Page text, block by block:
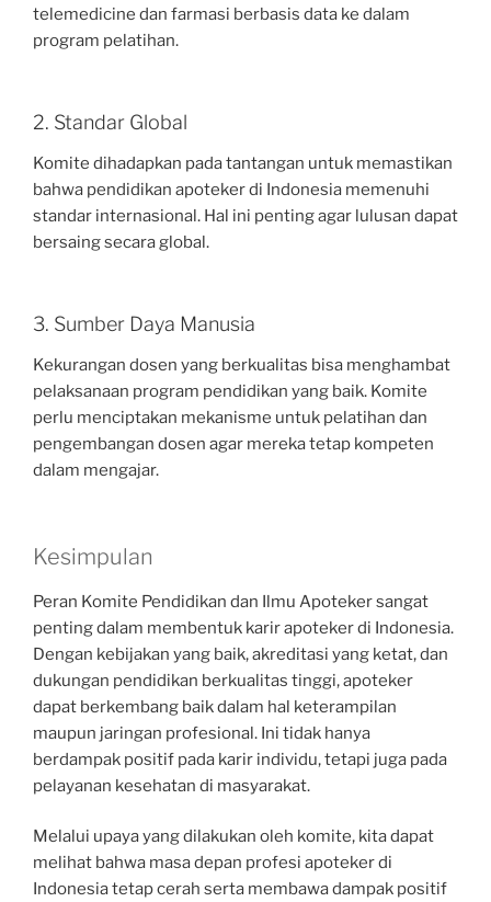
telemedicine dan farmasi berbasis data ke dalam
program pelatihan.
2. Standar Global
Komite dihadapkan pada tantangan untuk memastikan
bahwa pendidikan apoteker di Indonesia memenuhi
standar internasional. Hal ini penting agar lulusan dapat
bersaing secara global.
3. Sumber Daya Manusia
Kekurangan dosen yang berkualitas bisa menghambat
pelaksanaan program pendidikan yang baik. Komite
perlu menciptakan mekanisme untuk pelatihan dan
pengembangan dosen agar mereka tetap kompeten
dalam mengajar.
Kesimpulan
Peran Komite Pendidikan dan Ilmu Apoteker sangat
penting dalam membentuk karir apoteker di Indonesia.
Dengan kebijakan yang baik, akreditasi yang ketat, dan
dukungan pendidikan berkualitas tinggi, apoteker
dapat berkembang baik dalam hal keterampilan
maupun jaringan profesional. Ini tidak hanya
berdampak positif pada karir individu, tetapi juga pada
pelayanan kesehatan di masyarakat.
Melalui upaya yang dilakukan oleh komite, kita dapat
melihat bahwa masa depan profesi apoteker di
Indonesia tetap cerah serta membawa dampak positif